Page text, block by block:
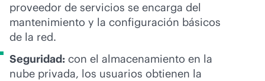
proveedor de servicios se encarga del
mantenimiento y la configuración básicos
de la red.
Seguridad: con el almacenamiento en la
nube privada, los usuarios obtienen la